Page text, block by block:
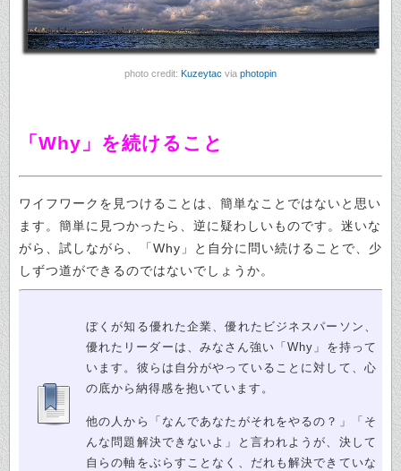
photo credit: Kuzeytac via photopin
「Why」を続けること
ワイフワークを見つけることは、簡単なことではないと思い
ます。簡単に見つかったら、逆に疑わしいものです。迷いな
がら、試しながら、「Why」と自分に問い続けることで、少
しずつ道ができるのではないでしょうか。
ぼくが知る優れた企業、優れたビジネスパーソン、
優れたリーダーは、みなさん強い「Why」を持って
います。彼らは自分がやっていることに対して、心
の底から納得感を抱いています。
他の人から「なんであなたがそれをやるの？」「そ
んな問題解決できないよ」と言われようが、決して
自らの軸をぶらすことなく、だれも解決できていな